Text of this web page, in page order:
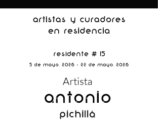
ARTISTAs y curadores
EN RESIDENCIA
Residente # 15
5 de Mayo, 2026 - 22 de Mayo, 2026
Artista
Antonio
Pichillá